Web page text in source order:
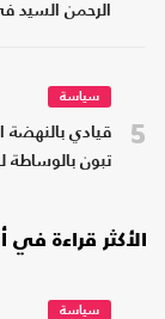
الرحمن السيد
5
سياسة
تبون بالوساطة
الأكثر قراءة في
سياسة